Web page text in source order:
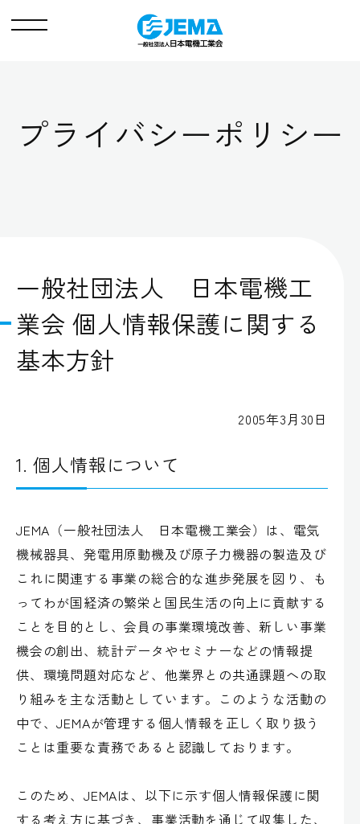
メ
プライバシーポリシー
一般社団法人 日本電機工
業会 個人情報保護に関する
基本方針
2005年3月30日
1. 個人情報について
JEMA（一般社団法人 日本電機工業会）は、電気
機械器具、発電用原動機及び原子力機器の製造及び
これに関連する事業の総合的な進歩発展を図り、も
ってわが国経済の繁栄と国民生活の向上に貢献する
ことを目的とし、会員の事業環境改善、新しい事業
機会の創出、統計データやセミナーなどの情報提
供、環境問題対応など、他業界との共通課題への取
り組みを主な活動としています。このような活動の
中で、JEMAが管理する個人情報を正しく取り扱う
ことは重要な責務であると認識しております。
このため、JEMAは、以下に示す個人情報保護に関
する考え方に基づき、事業活動を通じて収集した、